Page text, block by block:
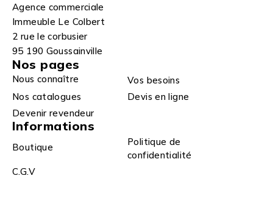
Agence commerciale
Immeuble Le Colbert
2 rue le corbusier
95 190 Goussainville
Nos pages
Nous connaître
Vos besoins
Nos catalogues
Devis en ligne
Devenir revendeur
Informations
Boutique
Politique de
confidentialité
C.G.V